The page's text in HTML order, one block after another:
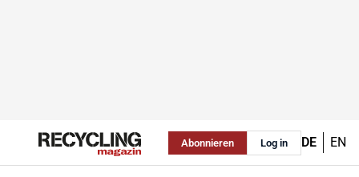
Abonnieren Log in DE EN